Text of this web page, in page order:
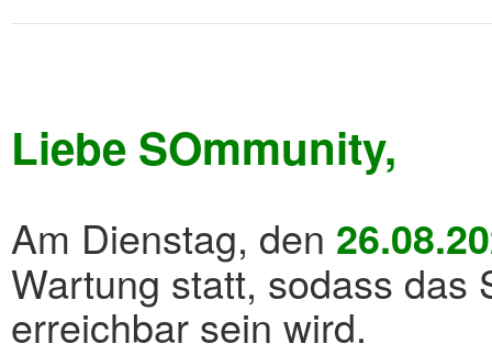
Liebe SOmmunity,
Am Dienstag, den
Wartung statt, sodass das
erreichbar sein wird.